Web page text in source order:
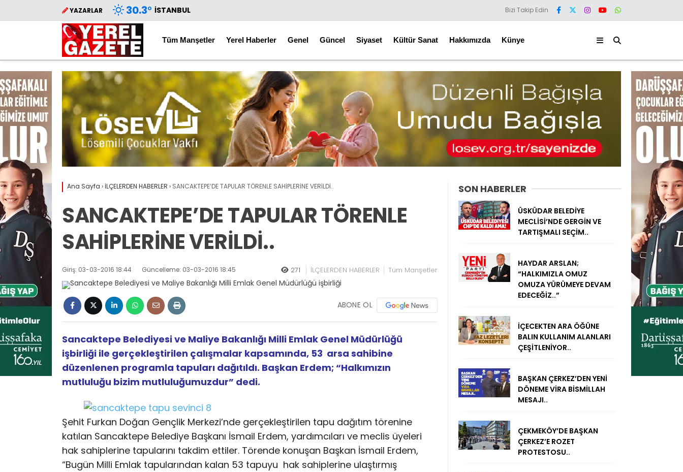
YAZARLAR 30.3° İSTANBUL Bizi Takip Edin
Tüm Manşetler Yerel Haberler Genel Güncel Siyaset Kültür Sanat Hakkımızda Künye
Ana Sayfa › İLÇELERDEN HABERLER › SANCAKTEPE’DE TAPULAR TÖRENLE SAHİPLERİNE VERİLDİ..
SANCAKTEPE’DE TAPULAR TÖRENLE
SAHİPLERİNE VERİLDİ..
Giriş: 03-03-2016 18:44 Güncelleme: 03-03-2016 18:45 271 İLÇELERDEN HABERLER Tüm Manşetler
ABONE OL
Sancaktepe Belediyesi ve Maliye Bakanlığı Milli Emlak Genel Müdürlüğü
işbirliği ile gerçekleştirilen çalışmalar kapsamında, 53 arsa sahibine
düzenlenen programla tapuları dağıtıldı. Başkan Erdem; “Halkımızın
mutluluğu bizim mutluluğumuzdur” dedi.
Şehit Furkan Doğan Gençlik Merkezi’nde gerçekleştirilen tapu dağıtım törenine
katılan Sancaktepe Belediye Başkanı İsmail Erdem, yardımcıları ve meclis üyeleri
hak sahiplerine tapularını takdim ettiler. Törende konuşan Başkan İsmail Erdem,
“Bugün Milli Emlak tapularından kalan 53 tapuyu hak sahiplerine ulaştırmış
SON HABERLER
ÜSKÜDAR BELEDİYE
MECLİSİ’NDE GERGİN VE
TARTIŞMALI SEÇİM..
HAYDAR ARSLAN;
“HALKIMIZLA OMUZ
OMUZA YÜRÜMEYE DEVAM
EDECEĞİZ..”
İÇECEKTEN ARA ÖĞÜNE
BALIN KULLANIM ALANLARI
ÇEŞİTLENİYOR..
BAŞKAN ÇERKEZ’DEN YENİ
DÖNEME VİRA BİSMİLLAH
MESAJI..
ÇEKMEKÖY’DE BAŞKAN
ÇERKEZ’E ROZET
PROTESTOSU..